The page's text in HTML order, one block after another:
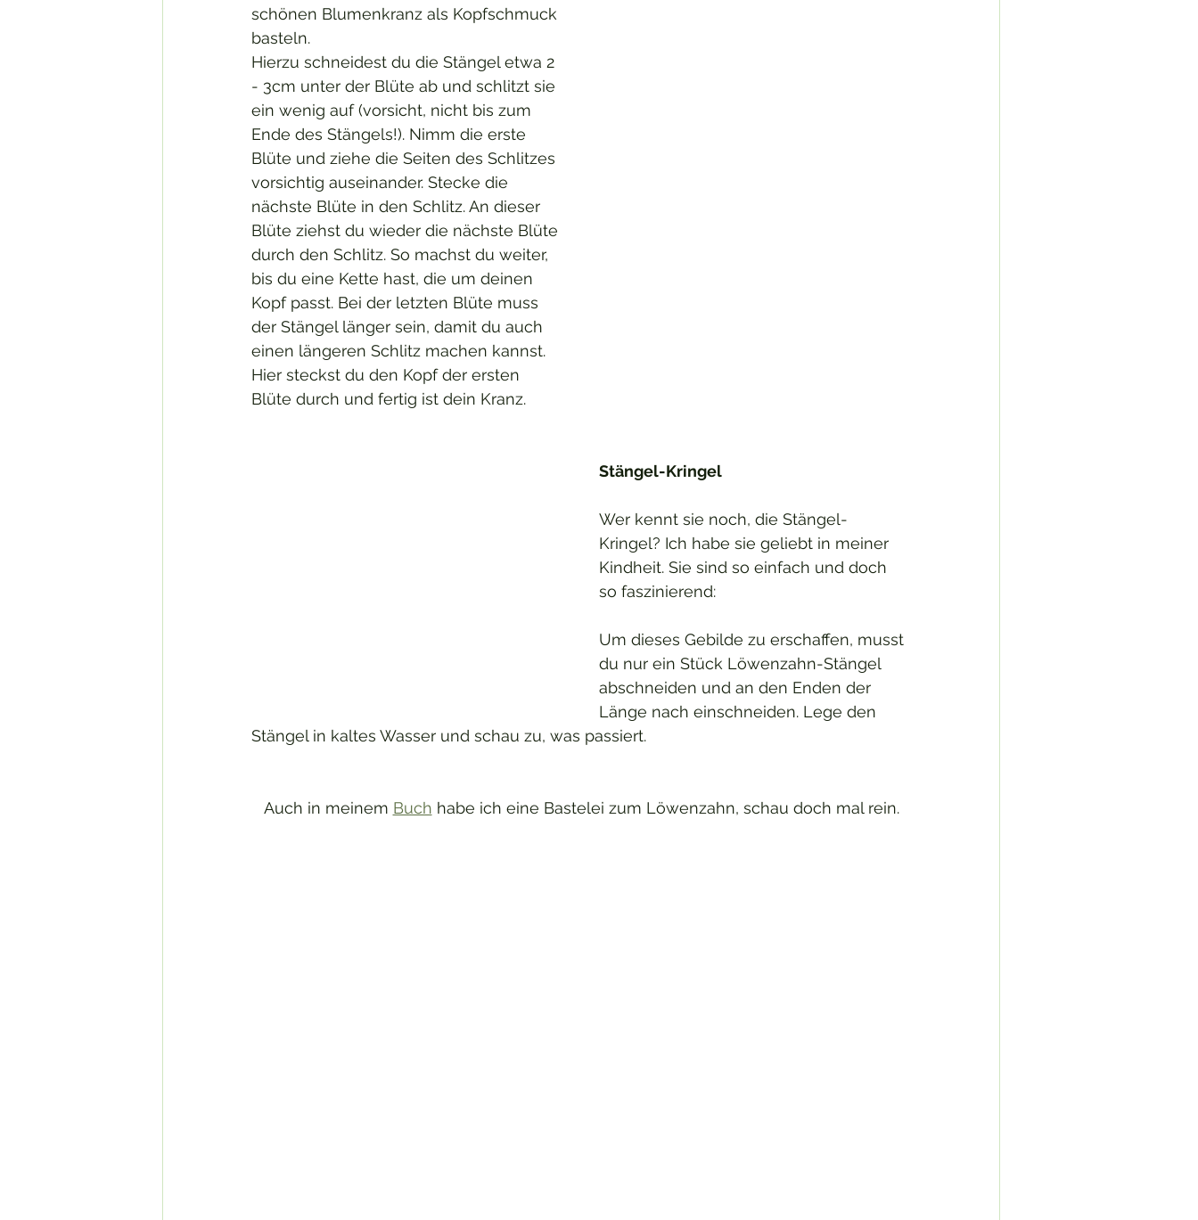
schönen Blumenkranz als Kopfschmuck
basteln.
Hierzu schneidest du die Stängel etwa 2
- 3cm unter der Blüte ab und schlitzt sie
ein wenig auf (vorsicht, nicht bis zum
Ende des Stängels!). Nimm die erste
Blüte und ziehe die Seiten des Schlitzes
vorsichtig auseinander. Stecke die
nächste Blüte in den Schlitz. An dieser
Blüte ziehst du wieder die nächste Blüte
durch den Schlitz. So machst du weiter,
bis du eine Kette hast, die um deinen
Kopf passt. Bei der letzten Blüte muss
der Stängel länger sein, damit du auch
einen längeren Schlitz machen kannst.
Hier steckst du den Kopf der ersten
Blüte durch und fertig ist dein Kranz.
Stängel-Kringel
Wer kennt sie noch, die Stängel-
Kringel? Ich habe sie geliebt in meiner
Kindheit. Sie sind so einfach und doch
so faszinierend:
Um dieses Gebilde zu erschaffen, musst
du nur ein Stück Löwenzahn-Stängel
abschneiden und an den Enden der
Länge nach einschneiden. Lege den
Stängel in kaltes Wasser und schau zu, was passiert.
Auch in meinem Buch habe ich eine Bastelei zum Löwenzahn, schau doch mal rein.